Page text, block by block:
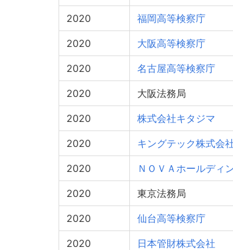
2020 福岡高等検察庁
2020 大阪高等検察庁
2020 名古屋高等検察庁
2020 大阪法務局
2020 株式会社キタジマ
2020 キングテック株式会
2020 ＮＯＶＡホールディ
2020 東京法務局
2020 仙台高等検察庁
2020 日本管財株式会社